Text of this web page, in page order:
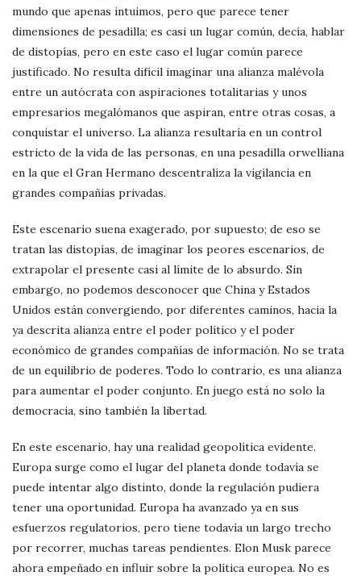
mundo que apenas intuimos, pero que parece tener
dimensiones de pesadilla; es casi un lugar común, decía, hablar
de distopías, pero en este caso el lugar común parece
justificado. No resulta difícil imaginar una alianza malévola
entre un autócrata con aspiraciones totalitarias y unos
empresarios megalómanos que aspiran, entre otras cosas, a
conquistar el universo. La alianza resultaría en un control
estricto de la vida de las personas, en una pesadilla orwelliana
en la que el Gran Hermano descentraliza la vigilancia en
grandes compañías privadas.
Este escenario suena exagerado, por supuesto; de eso se
tratan las distopías, de imaginar los peores escenarios, de
extrapolar el presente casi al límite de lo absurdo. Sin
embargo, no podemos desconocer que China y Estados
Unidos están convergiendo, por diferentes caminos, hacia la
ya descrita alianza entre el poder político y el poder
económico de grandes compañías de información. No se trata
de un equilibrio de poderes. Todo lo contrario, es una alianza
para aumentar el poder conjunto. En juego está no solo la
democracia, sino también la libertad.
En este escenario, hay una realidad geopolítica evidente.
Europa surge como el lugar del planeta donde todavía se
puede intentar algo distinto, donde la regulación pudiera
tener una oportunidad. Europa ha avanzado ya en sus
esfuerzos regulatorios, pero tiene todavía un largo trecho
por recorrer, muchas tareas pendientes. Elon Musk parece
ahora empeñado en influir sobre la política europea. No es